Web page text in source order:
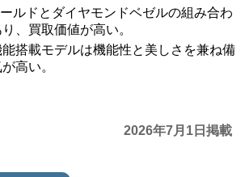
ルドとダイヤモンドベゼルの組み合わ
、買取価値が高い。
搭載モデルは機能性と美しさを兼ね備
高い。
2026年7月1日掲載